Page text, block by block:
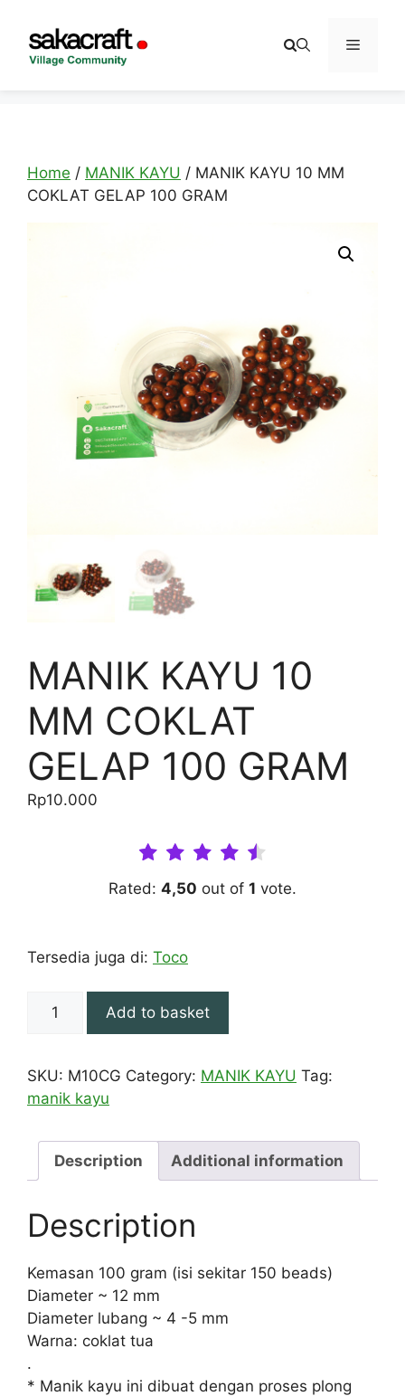
content
Menu
Home / MANIK KAYU / MANIK KAYU 10 MM
COKLAT GELAP 100 GRAM
MANIK KAYU 10
MM COKLAT
GELAP 100 GRAM
Rp10.000
Rated: 4,50 out of 1 vote.
Tersedia juga di: Toco
MANIK
MM
COKLAT
100
GRAM
quantity
Add to basket
SKU: M10CG Category: MANIK KAYU Tag:
manik kayu
Description Additional information
Description
Kemasan 100 gram (isi sekitar 150 beads)
Diameter ~ 12 mm
Diameter lubang ~ 4 -5 mm
Warna: coklat tua
.
* Manik kayu ini dibuat dengan proses plong